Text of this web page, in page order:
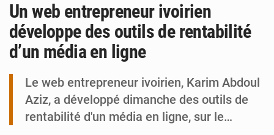
Un web entrepreneur ivoirien
développe des outils de rentabilité
d’un média en ligne
Le web entrepreneur ivoirien, Karim Abdoul
Aziz, a développé dimanche des outils de
rentabilité d'un média en ligne, sur le…